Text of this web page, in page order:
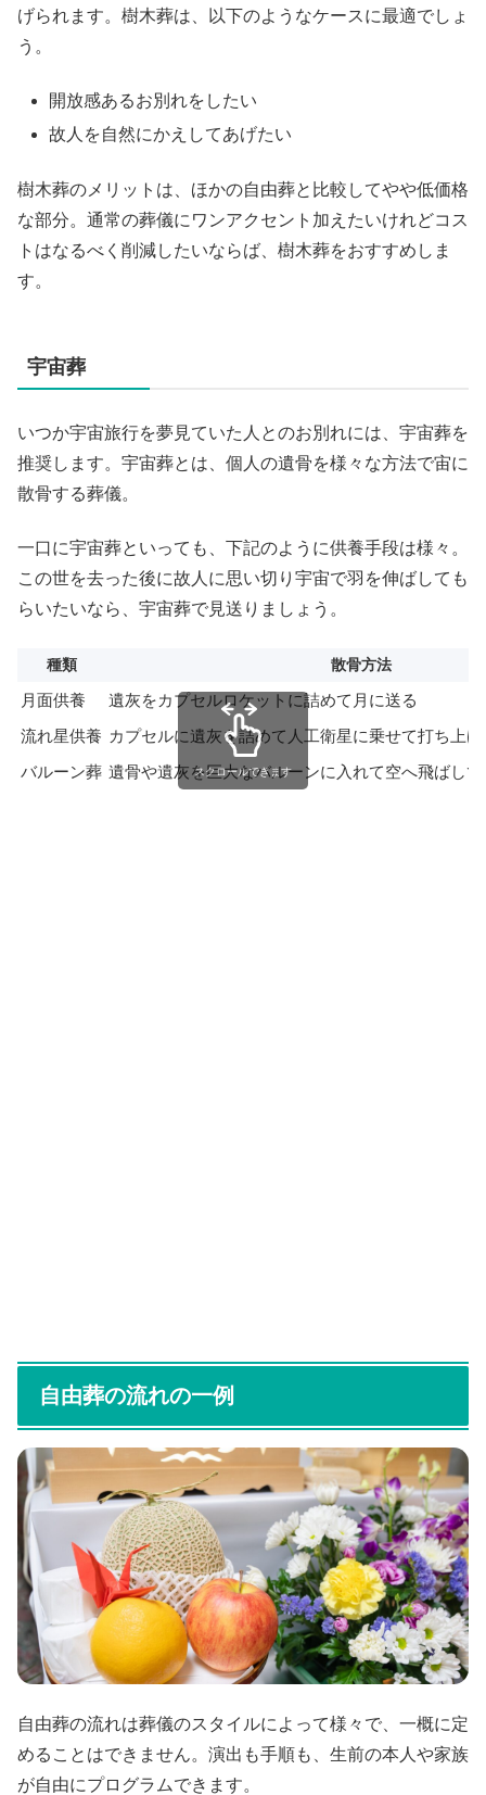
げられます。樹木葬は、以下のようなケースに最適でしょ
う。
開放感あるお別れをしたい
故人を自然にかえしてあげたい
樹木葬のメリットは、ほかの自由葬と比較してやや低価格
な部分。通常の葬儀にワンアクセント加えたいけれどコス
トはなるべく削減したいならば、樹木葬をおすすめしま
す。
宇宙葬
いつか宇宙旅行を夢見ていた人とのお別れには、宇宙葬を
推奨します。宇宙葬とは、個人の遺骨を様々な方法で宙に
散骨する葬儀。
一口に宇宙葬といっても、下記のように供養手段は様々。
この世を去った後に故人に思い切り宇宙で羽を伸ばしても
らいたいなら、宇宙葬で見送りましょう。
種類 散骨方法
月面供養
遺灰をカプセルロケットに詰めて月に送る
流れ星供養 カプセルに遺灰を詰めて人工衛星に乗せて打ち上げ
バルーン葬 遺骨や遺灰を巨大なバルーンに入れて空へ飛ばし
スクロールできます
自由葬の流れの一例
自由葬の流れは葬儀のスタイルによって様々で、一概に定
めることはできません。演出も手順も、生前の本人や家族
が自由にプログラムできます。